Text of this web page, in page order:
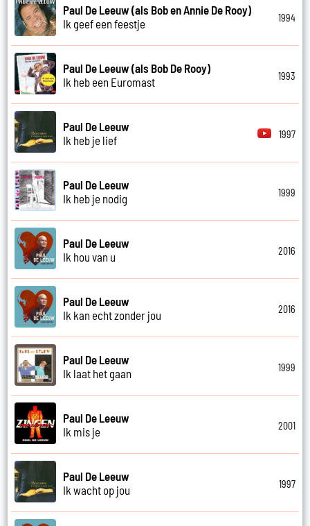
Paul De Leeuw (als Bob en Annie De Rooy)
Ik geef een feestje
1994
Paul De Leeuw (als Bob De Rooy)
Ik heb een Euromast
1993
Paul De Leeuw
Ik heb je lief
1997
Paul De Leeuw
Ik heb je nodig
1999
Paul De Leeuw
Ik hou van u
2016
Paul De Leeuw
Ik kan echt zonder jou
2016
Paul De Leeuw
Ik laat het gaan
1999
Paul De Leeuw
Ik mis je
2001
Paul De Leeuw
Ik wacht op jou
1997